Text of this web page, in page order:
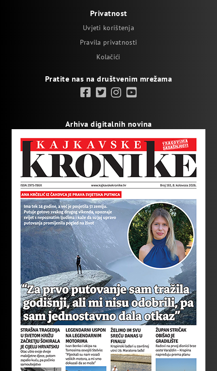
Privatnost
Uvjeti korištenja
Pravila privatnosti
Kolačići
Pratite nas na društvenim mrežama
Arhiva digitalnih novina